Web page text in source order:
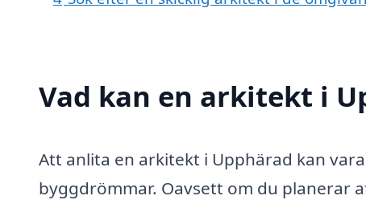
Vad kan en arkitekt i
Att anlita en arkitekt i Upphärad kan
byggdrömmar. Oavsett om du planerar